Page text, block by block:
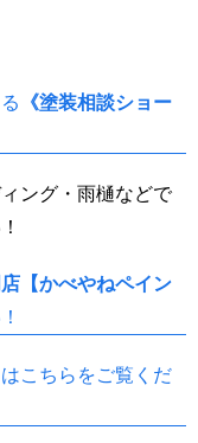
《塗装相談ショー
ング・雨樋などで
【かべやねペイン
はこちらをご覧くだ